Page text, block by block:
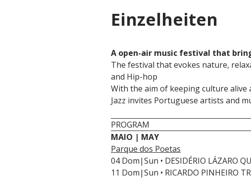
Einzelheiten
A open-air music festival that
The festival that evokes nature,
and Hip-hop
With the aim of keeping culture
Jazz invites Portuguese artists and
PROGRAM
MAIO | MAY
Parque dos Poetas
04 Dom|Sun • DESIDÉRIO LÁZARO
11 Dom|Sun • RICARDO PINHEIRO